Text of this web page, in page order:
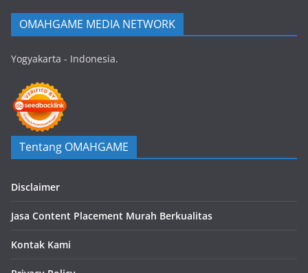
OMAHGAME MEDIA NETWORK
Yogyakarta - Indonesia.
Tentang OMAHGAME
Disclaimer
Jasa Content Placement Murah Berkualitas
Kontak Kami